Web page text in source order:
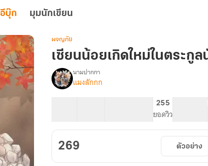
อีบุ๊ก มุมนักเขียน
ผจญภัย
เซียนน้อยเกิดใหม่ในตระกู
เรื่อง
เซียน
ใน
ตระกูล
นัก
ค้า
นามปากกา
แมงลักกก
255
ยอดวิว
269 ตัวอย่าง